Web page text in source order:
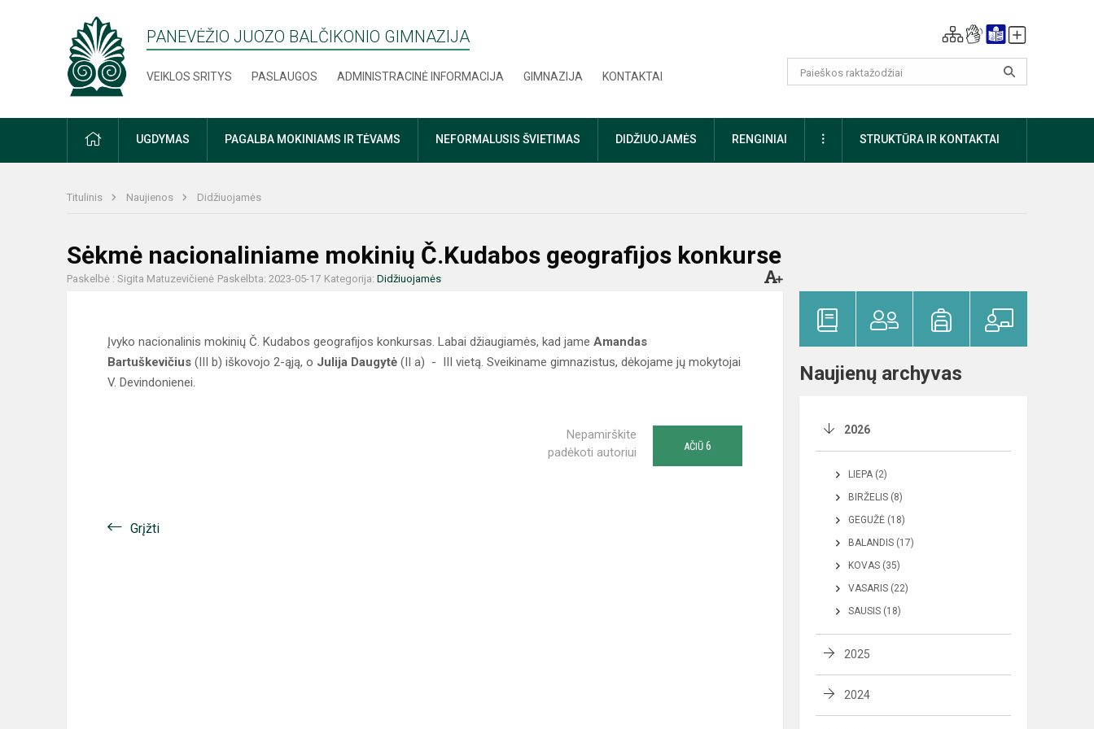
PANEVĖŽIO JUOZO BALČIKONIO GIMNAZIJA
VEIKLOS SRITYS PASLAUGOS ADMINISTRACINĖ INFORMACIJA GIMNAZIJA KONTAKTAI
PRADŽIAUGDYMAS PAGALBA MOKINIAMS IR TĖVAMS NEFORMALUSIS ŠVIETIMAS DIDŽIUOJAMĖS RENGINIAI DAUGIAUSTRUKTŪRA IR KONTAKTAI
Titulinis Naujienos Didžiuojamės
Sėkmė nacionaliniame mokinių Č.Kudabos geografijos konkurse
Paskelbė : Sigita Matuzevičienė Paskelbta: 2023-05-17 Kategorija: Didžiuojamės
Įvyko nacionalinis mokinių Č. Kudabos geografijos konkursas. Labai džiaugiamės, kad jame Amandas
Bartuškevičius (III b) iškovojo 2-ąją, o Julija Daugytė (II a) - III vietą. Sveikiname gimnazistus, dėkojame jų mokytojai
V. Devindonienei.
Nepamirškite
padėkoti autoriui
AČIŪ 6
Grįžti
Naujienų archyvas
2026
LIEPA (2)
BIRŽELIS (8)
GEGUŽĖ (18)
BALANDIS (17)
KOVAS (35)
VASARIS (22)
SAUSIS (18)
2025
2024